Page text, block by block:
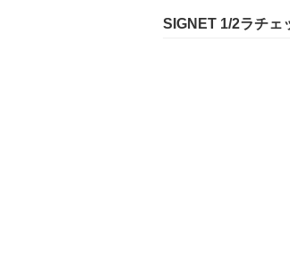
SIGNET 1/2ラチェ